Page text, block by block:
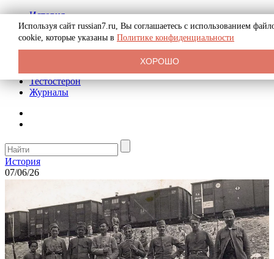
История
Биография
Криминал
Реклама на сайте
Тестостерон
Журналы
История
07/06/26
Используя сайт russian7.ru, Вы соглашаетесь с использованием
cookie, которые указаны в Политике конфиденциальности
ХОРОШО